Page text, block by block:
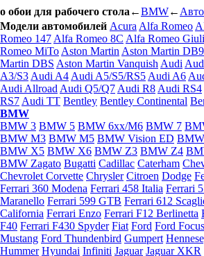
для рабочего стола ←BMW←
Модели автомобилей Acura Alfa Romeo
Romeo 147 Alfa Romeo 8C Alfa Romeo
Romeo MiTo Aston Martin Aston Martin DB9
Martin DBS Aston Martin Vanquish Audi
A3/S3 Audi A4 Audi A5/S5/RS5 Audi A6
Audi Allroad Audi Q5/Q7 Audi R8 Audi RS4
RS7 Audi TT Bentley Bentley Continental
BMW
BMW 3 BMW 5 BMW 6xx/M6 BMW 7
BMW M3 BMW M5 BMW Vision ED
BMW X5 BMW X6 BMW Z3 BMW Z4
BMW Zagato Bugatti Cadillac Caterham
Chevrolet Corvette Chrysler Citroen Dodge
Ferrari 360 Modena Ferrari 458 Italia Ferrari
Maranello Ferrari 599 GTB Ferrari 612
California Ferrari Enzo Ferrari F12 Berlinetta
F40 Ferrari F430 Spyder Fiat Ford Ford Focus
Mustang Ford Thundenbird Gumpert
Hummer Hyundai Infiniti Jaguar Jaguar XKR